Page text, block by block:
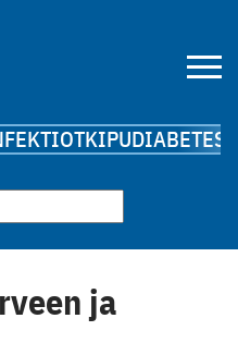
KIPUDIABETES
ja